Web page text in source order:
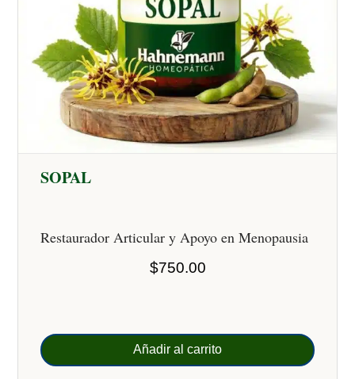
SOPAL
Restaurador Articular y Apoyo en Menopausia
$750.00
Añadir al carrito